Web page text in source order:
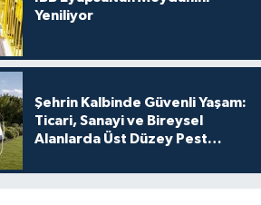
Yeniliyor
Şehrin Kalbinde Güvenli Yaşam:
Ticari, Sanayi ve Bireysel
Alanlarda Üst Düzey Pest